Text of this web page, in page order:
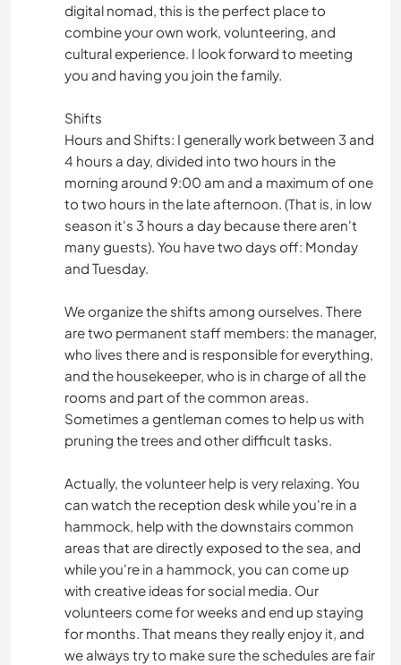
digital nomad, this is the perfect place to
combine your own work, volunteering, and
cultural experience. I look forward to meeting
you and having you join the family.
Shifts
Hours and Shifts: I generally work between 3 and
4 hours a day, divided into two hours in the
morning around 9:00 am and a maximum of one
to two hours in the late afternoon. (That is, in low
season it's 3 hours a day because there aren't
many guests). You have two days off: Monday
and Tuesday.
We organize the shifts among ourselves. There
are two permanent staff members: the manager,
who lives there and is responsible for everything,
and the housekeeper, who is in charge of all the
rooms and part of the common areas.
Sometimes a gentleman comes to help us with
pruning the trees and other difficult tasks.
Actually, the volunteer help is very relaxing. You
can watch the reception desk while you're in a
hammock, help with the downstairs common
areas that are directly exposed to the sea, and
while you're in a hammock, you can come up
with creative ideas for social media. Our
volunteers come for weeks and end up staying
for months. That means they really enjoy it, and
we always try to make sure the schedules are fair